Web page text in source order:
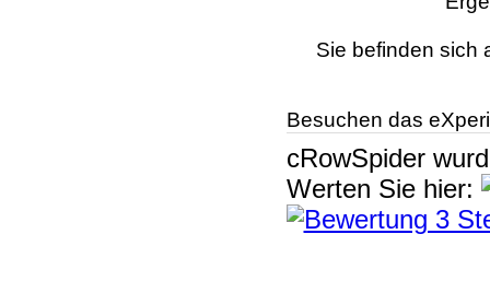
Sie befinden sich
Besuchen das
cRowSpider
Werten Sie hier: